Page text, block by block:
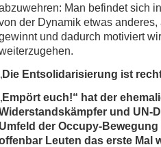
Man befindet sich
der Dynamik etwas
und dadurch motiviert
Die Entsolidarisierung ist
Empört euch!“ hat der
und UN-
Umfeld der Occupy-
Leuten das erste Mal